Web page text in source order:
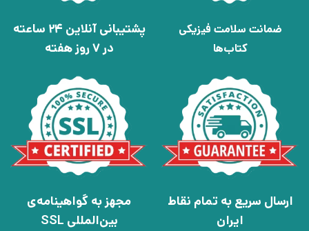
ضمانت سلامت فیزیکی
کتاب‌ها
پشتیبانی آنلاین 24 ساعته
در 7 روز هفته
ارسال سریع به تمام نقاط
ایران
مجهز به گواهینامه‌ی
بین‌المللی SSL